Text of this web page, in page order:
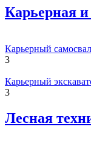
Карьерная и
Карьерный самосвал
3
Карьерный
3
Лесная